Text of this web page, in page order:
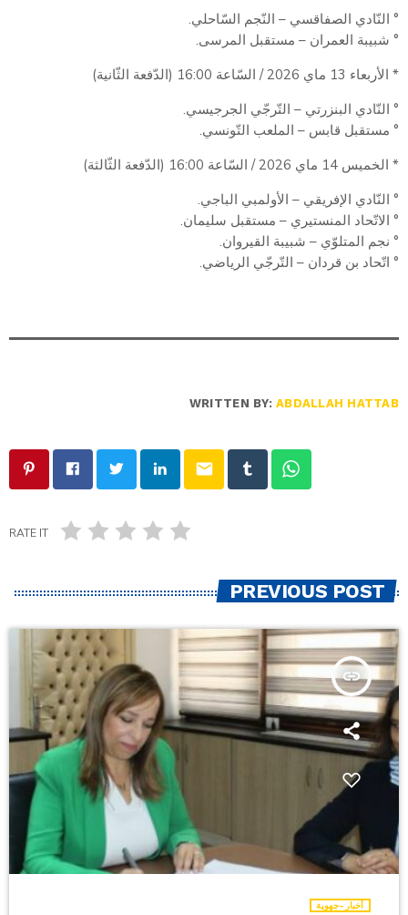
° النّادي الصفاقسي – النّجم السّاحلي.
° شبيبة العمران – مستقبل المرسى.
* الأربعاء 13 ماي 2026 / السّاعة 16:00 (الدّفعة الثّانية)
° النّادي البنزرتي – التّرجّي الجرجيسي.
° مستقبل قابس – الملعب التّونسي.
* الخميس 14 ماي 2026 / السّاعة 16:00 (الدّفعة الثّالثة)
° النّادي الإفريقي – الأولمبي الباجي.
° الاتّحاد المنستيري – مستقبل سليمان.
° نجم المتلوّي – شبيبة القيروان.
° اتّحاد بن قردان – التّرجّي الرياضي.
WRITTEN BY:ABDALLAH HATTAB
email
RATE IT
PREVIOUS POST
insert_link
أخبار-جهوية